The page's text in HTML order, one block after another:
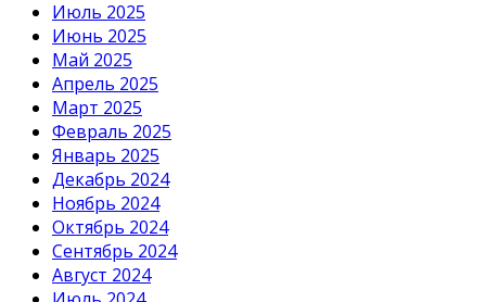
Июль 2025
Июнь 2025
Май 2025
Апрель 2025
Март 2025
Февраль 2025
Январь 2025
Декабрь 2024
Ноябрь 2024
Октябрь 2024
Сентябрь 2024
Август 2024